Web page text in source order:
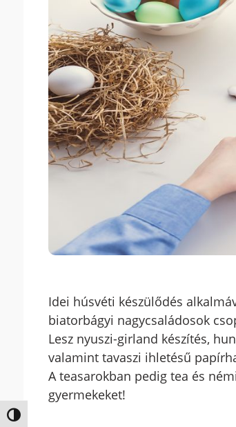
Nagy kontraszt váltása
Idei húsvéti készülődés
biatorbágyi nagycsaládosok
Lesz nyuszi-girland készítés,
valamint tavaszi ihletésű
A teasarokban pedig tea és
gyermekeket!